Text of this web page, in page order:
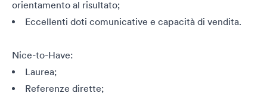
orientamento al risultato;
Eccellenti doti comunicative e capacità di vendita.
Nice-to-Have:
Laurea;
Referenze dirette;